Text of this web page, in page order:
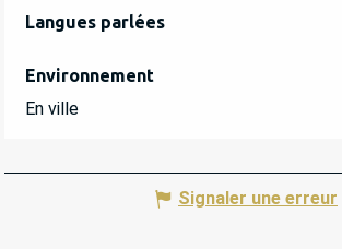
Langues parlées
Langues parlées
Environnement
Environnement
En ville
Signaler une erreur